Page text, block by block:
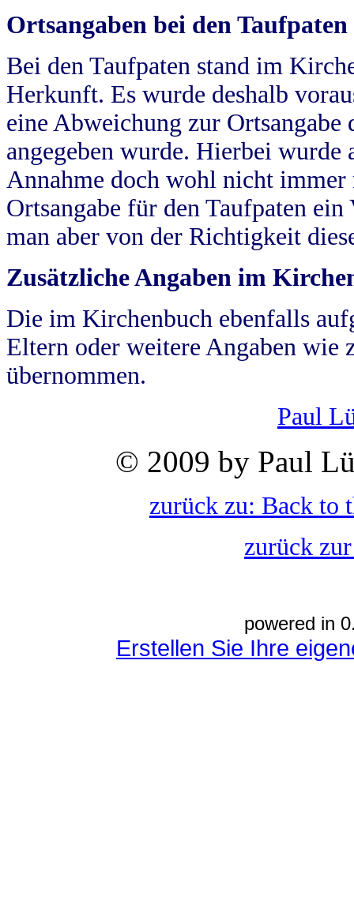
Ortsangaben bei den Taufpaten
Bei den Taufpaten stand im
Herkunft. Es wurde deshalb
eine Abweichung zur
angegeben wurde. Hierbei wurde
Annahme doch wohl nicht
Ortsangabe für den Taufpaten
man aber von der Richtigkeit
Zusätzliche Angaben im
Die im Kirchenbuch ebenfalls
Eltern oder weitere Angaben wie
übernommen.
Paul
© 2009 by Paul
zurück zu: Back to
zurück
powered in
Erstellen Sie Ihre